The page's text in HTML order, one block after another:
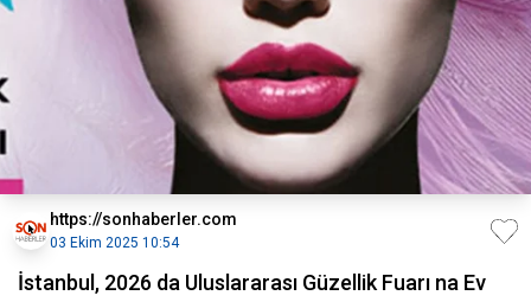
https://sonhaberler.com
03 Ekim 2025 10:54
İstanbul, 2026 da Uluslararası Güzellik Fuarı na Ev